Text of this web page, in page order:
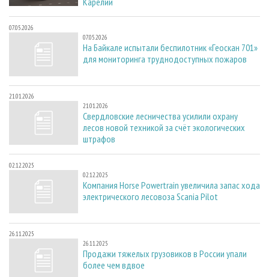
07.05.2026
07.05.2026
На Байкале испытали беспилотник «Геоскан 701»
для мониторинга труднодоступных пожаров
21.01.2026
21.01.2026
Свердловские лесничества усилили охрану
лесов новой техникой за счёт экологических
штрафов
02.12.2025
02.12.2025
Компания Horse Powertrain увеличила запас хода
электрического лесовоза Scania Pilot
26.11.2025
26.11.2025
Продажи тяжелых грузовиков в России упали
более чем вдвое